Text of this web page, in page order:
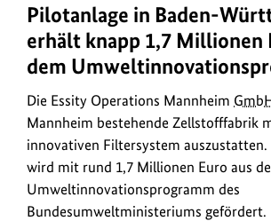
Die
Essity
Operations
Mannheim
GmbH
erhält
1,7
Millionen
Euro
aus
Pilotanlage in Baden-
erhält knapp 1,7 Millionen
dem
Die Essity Operations Mannheim
Mannheim bestehende Zellstofffabrik
innovativen Filtersystem
wird mit rund 1,7 Millionen Euro aus
Umweltinnovationsprogramm des
Bundesumweltministeriums gefördert.